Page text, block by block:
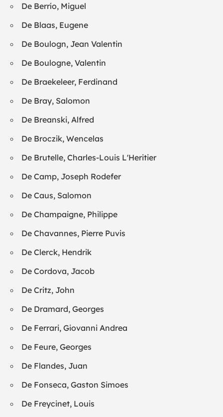
De Berrío, Miguel
De Blaas, Eugene
De Boulogn, Jean Valentin
De Boulogne, Valentin
De Braekeleer, Ferdinand
De Bray, Salomon
De Breanski, Alfred
De Broczik, Wencelas
De Brutelle, Charles-Louis L'Heritier
De Camp, Joseph Rodefer
De Caus, Salomon
De Champaigne, Philippe
De Chavannes, Pierre Puvis
De Clerck, Hendrik
De Cordova, Jacob
De Critz, John
De Dramard, Georges
De Ferrari, Giovanni Andrea
De Feure, Georges
De Flandes, Juan
De Fonseca, Gaston Simoes
De Freycinet, Louis